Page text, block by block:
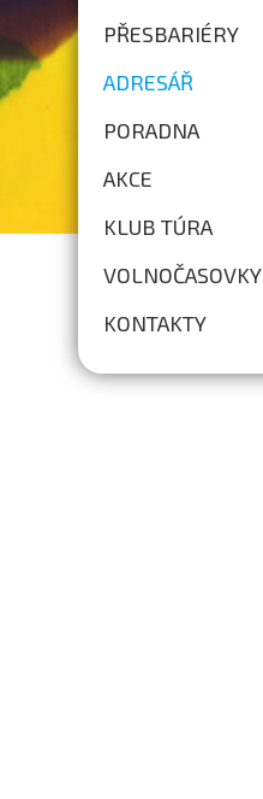
PŘESBARIÉRY
ADRESÁŘ
PORADNA
AKCE
KLUB TÚRA
VOLNOČASOVKY
KONTAKTY